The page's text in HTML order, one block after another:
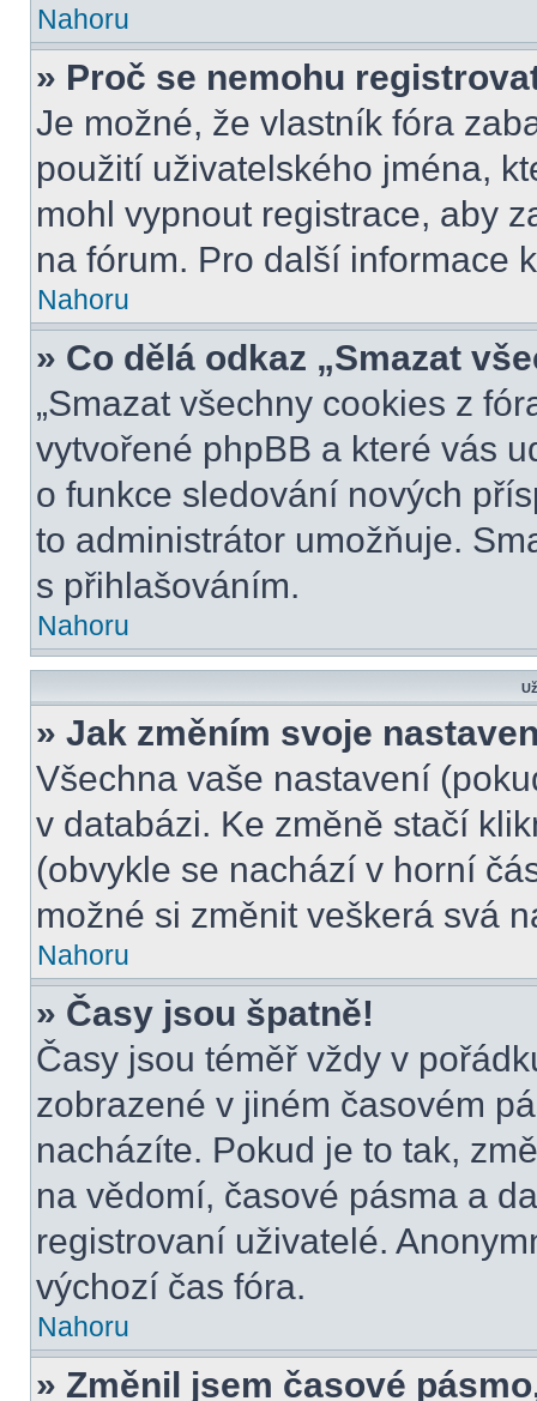
Nahoru
» Proč se nemohu
Je možné, že vlastník fóra
použití uživatelského jména,
mohl vypnout registrace, aby
na fórum. Pro další informace
Nahoru
» Co dělá odkaz „Smazat
„Smazat všechny cookies z
vytvořené phpBB a které vás
o funkce sledování nových
to administrátor umožňuje.
s přihlašováním.
Nahoru
» Jak změním svoje
Všechna vaše nastavení
v databázi. Ke změně stačí
(obvykle se nachází v horní
možné si změnit veškerá svá
Nahoru
» Časy jsou špatně!
Časy jsou téměř vždy v
zobrazené v jiném časovém
nacházíte. Pokud je to tak,
na vědomí, časové pásma a
registrovaní uživatelé.
výchozí čas fóra.
Nahoru
» Změnil jsem časové